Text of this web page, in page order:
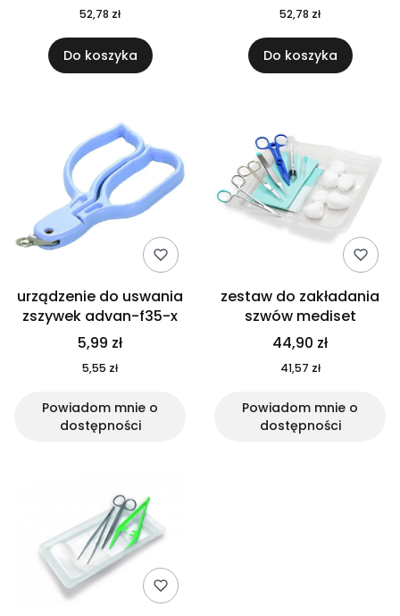
52,78 zł
Do koszyka
52,78 zł
Do koszyka
urządzenie do uswania
zszywek advan-f35-x
5,99 zł
5,55 zł
Powiadom mnie o
dostępności
zestaw do zakładania
szwów mediset
44,90 zł
41,57 zł
Powiadom mnie o
dostępności